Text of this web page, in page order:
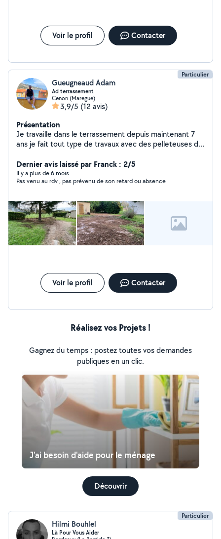
Voir le profil Contacter
Particulier
Gueugneaud Adam
Ad terrassement
Cenon (Maregue)
3,9/5 (12 avis)
Présentation
Je travaille dans le terrassement depuis maintenant 7
ans je fait tout type de travaux avec des pelleteuses de
poids lourd prix abordable et travaille de très bonne
qualité. Merci à tous bonne journée.
Dernier avis laissé par Franck : 2/5
Il y a plus de 6 mois
Pas venu au rdv , pas prévenu de son retard ou absence
Voir le profil Contacter
Réalisez vos Projets !
Gagnez du temps : postez toutes vos demandes
publiques en un clic.
J'ai besoin d'aide pour le ménage
Découvrir
Particulier
Hilmi Bouhlel
Là Pour Vous Aider